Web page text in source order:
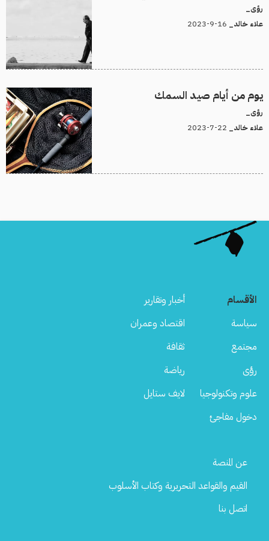
رؤى_
علاء خالد_
يوم من أيام صيد السمك
رؤى_
علاء خالد_
الأقسام
أخبار وتقارير
سياسة
اقتصاد وعمران
مجتمع
ثقافة
رؤى
رياضة
علوم وتكنولوجيا
لايف ستايل
دخول مفاجئ
Footer
عن المنصة
القيم والقواعد التحريرية وكتاب الأسلوب
اتصل بنا